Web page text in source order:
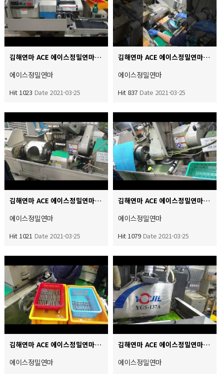
김해연마 ACE 에이스정밀연마 내경전용기 자동반복작업 0.003이내 연마작업 가능하오며 에어마포스 게이지 정…
에이스정밀연마
Hit 1023 Date 2021-03-25
김해연마 ACE 에이스정밀연마 자동원통외경연마 관리치수 0.002이내 초정밀공차 연마 작업중입니다
에이스정밀연마
Hit 837 Date 2021-03-25
김해연마 ACE 에이스정밀연마 범용원통 초경(텅스텐)외경연마 다이아몬드 휠 작업중입니다 진원도 원통도 0.0…
에이스정밀연마
Hit 1021 Date 2021-03-25
김해연마 ACE 에이스정밀연마 내경 고주파스핀들 60000RPM 초정밀 공차 연마 슬리브 스풀 현합맞춤 0.…
에이스정밀연마
Hit 1079 Date 2021-03-25
김해연마 ACE 에이스정밀연마 범용 원통 외경 단면 단차연마 작업중입니다 연마작업후 작업자의 꼼꼼한 검사후에…
에이스정밀연마
김해연마 ACE 에이스정밀연마 평면 양면연마 진행중
에이스정밀연마